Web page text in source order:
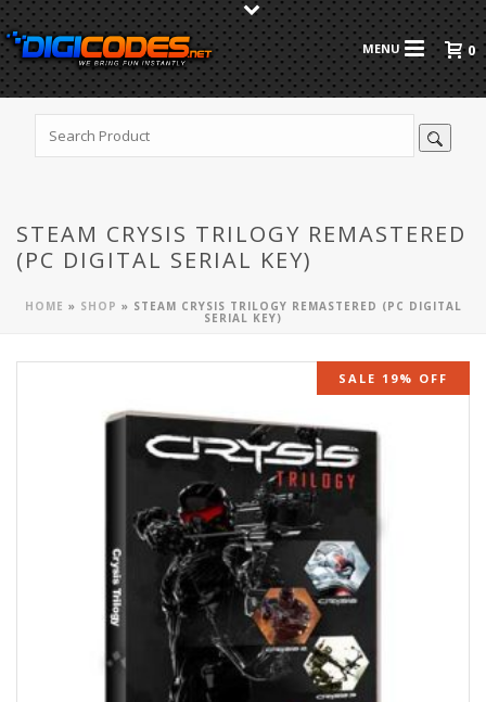
0
STEAM CRYSIS TRILOGY REMASTERED
(PC DIGITAL SERIAL KEY)
HOME » SHOP » STEAM CRYSIS TRILOGY REMASTERED (PC DIGITAL
SERIAL KEY)
SALE 19% OFF